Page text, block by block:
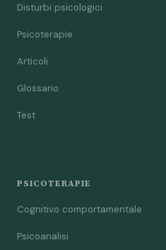
Disturbi psicologici
Psicoterapie
Articoli
Glossario
Test
PSICOTERAPIE
Cognitivo comportamentale
Psicoanalisi